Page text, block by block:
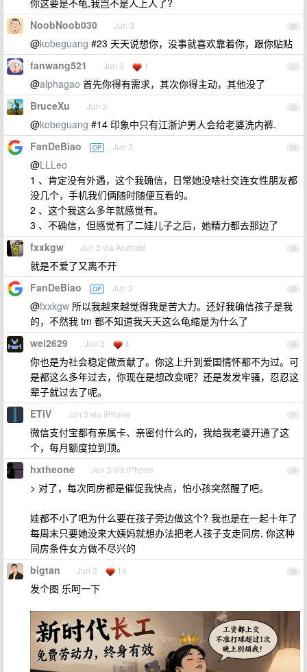
你这要是不龟,我岂不是人上人了?
30
NoobNoob030 Jun 3
@kobeguang #23 天天说想你，没事就喜欢靠着你，跟你贴贴
31
fanwang521 Jun 3 1
@alphagao 首先你得有需求，其次你得主动，其他没了
32
BruceXu Jun 3
@kobeguang #14 印象中只有江浙沪男人会给老婆洗内裤.
33
FanDeBiao OP Jun 3
@LLLeo
1 、肯定没有外遇，这个我确信，日常她没啥社交连女性朋友都
没几个，手机我们俩随时随便互看的。
2 、这个我这么多年就感觉有。
3 、不确信，但感觉有了二娃儿子之后，她精力都去那边了
34
fxxkgw Jun 3 via Android
就是不爱了又离不开
35
FanDeBiao OP Jun 3
@fxxkgw 所以我越来越觉得我是苦大力。还好我确信孩子是我
的，不然我 tm 都不知道我天天这么龟缩是为什么了
36
wei2629 Jun 3 4
你也是为社会稳定做贡献了。你这上升到爱国情怀都不为过。可
是都这么多年过去，你现在是想改变呢？还是发发牢骚，忍忍这
辈子就过去了呢。
37
ETiV Jun 3 via iPhone
微信支付宝都有亲属卡、亲密付什么的，我给我老婆开通了这
个，每月额度拉到顶。
38
hxtheone Jun 3 via iPhone
> 对了，每次同房都是催促我快点，怕小孩突然醒了吧。
娃都不小了吧为什么要在孩子旁边做这个? 我也是在一起十年了
每周末只要她没来大姨妈就想办法把老人孩子支走同房, 你这种
同房条件女方做不尽兴的
39
bigtan Jun 3 14
发个图 乐呵一下